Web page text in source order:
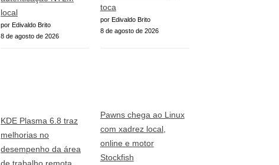
local
por Edivaldo Brito
8 de agosto de 2026
toca
por Edivaldo Brito
8 de agosto de 2026
KDE Plasma 6.8 traz
melhorias no
desempenho da área
Pawns chega ao Linux
com xadrez local,
online e motor
Stockfish